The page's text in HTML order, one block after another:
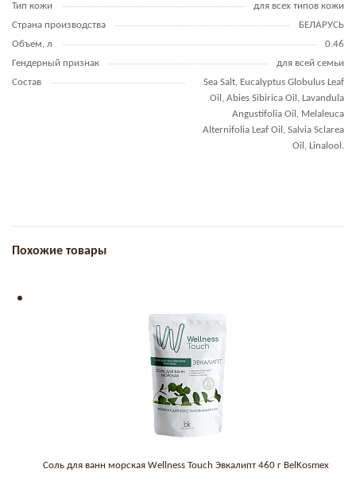
Тип кожи
для всех типов кожи
Страна производства
БЕЛАРУСЬ
Объем, л
0.46
Гендерный признак
для всей семьи
Состав
Sea Salt, Eucalyptus Globulus Leaf
Oil, Abies Sibirica Oil, Lavandula
Angustifolia Oil, Melaleuca
Alternifolia Leaf Oil, Salvia Sclarea
Oil, Linalool.
Похожие товары
Соль для ванн морская Wellness Touch Эвкалипт 460 г BelKosmex